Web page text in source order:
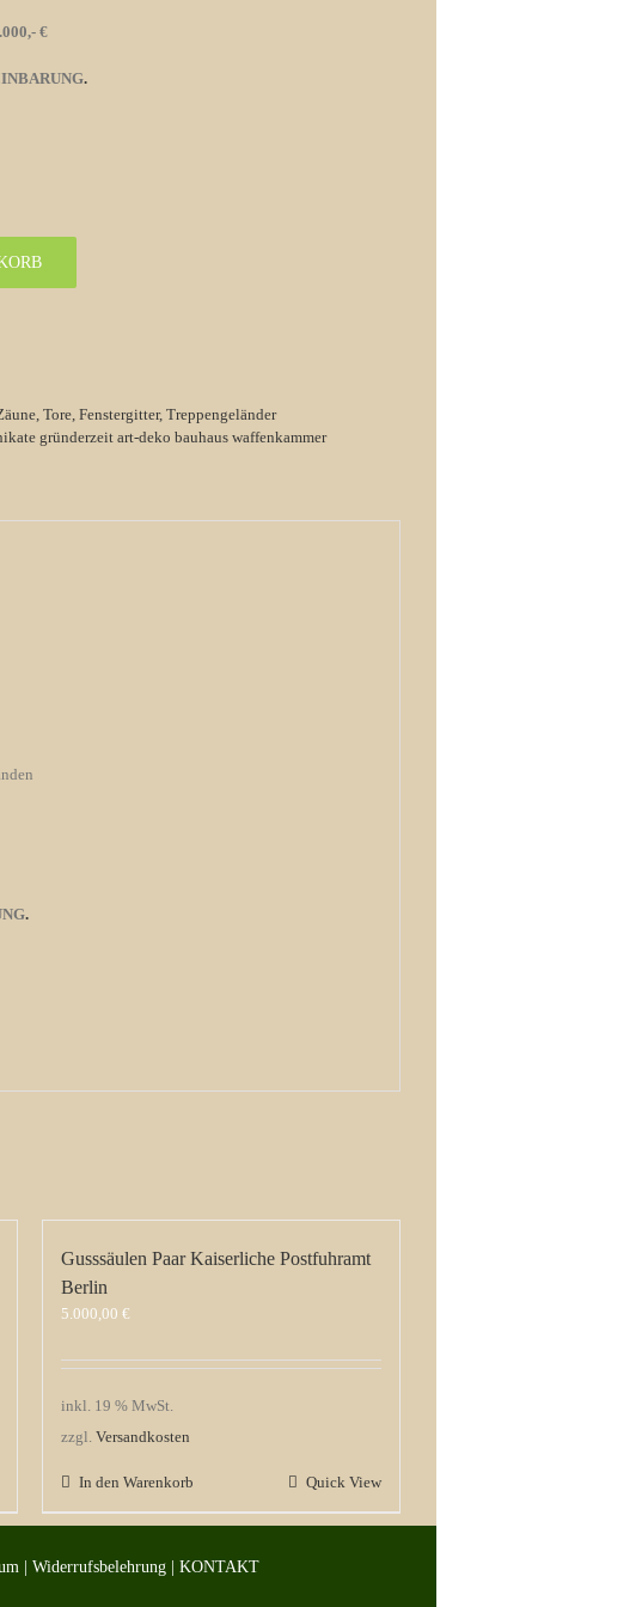
€
.
Tore, Fenstergitter, Treppengeländer
gründerzeit art-deko bauhaus waffenkammer
.
Gusssäulen Paar Kaiserliche Postfuhramt
Berlin
5.000,00 €
inkl. 19 % MwSt.
zzgl. Versandkosten
In den Warenkorb Quick View
Widerrufsbelehrung KONTAKT